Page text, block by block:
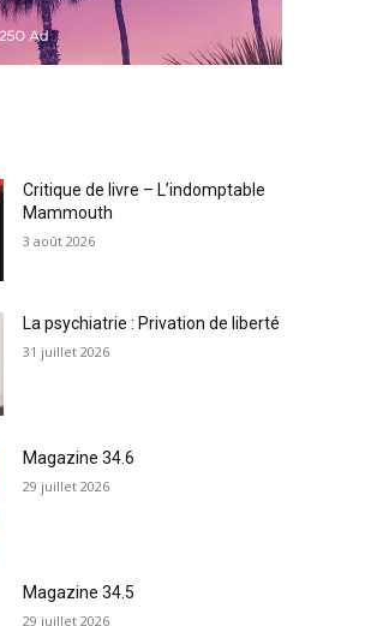
Critique de livre – L’indomptable
Mammouth
3 août 2026
La psychiatrie : Privation de liberté
31 juillet 2026
Magazine 34.6
29 juillet 2026
Magazine 34.5
29 juillet 2026